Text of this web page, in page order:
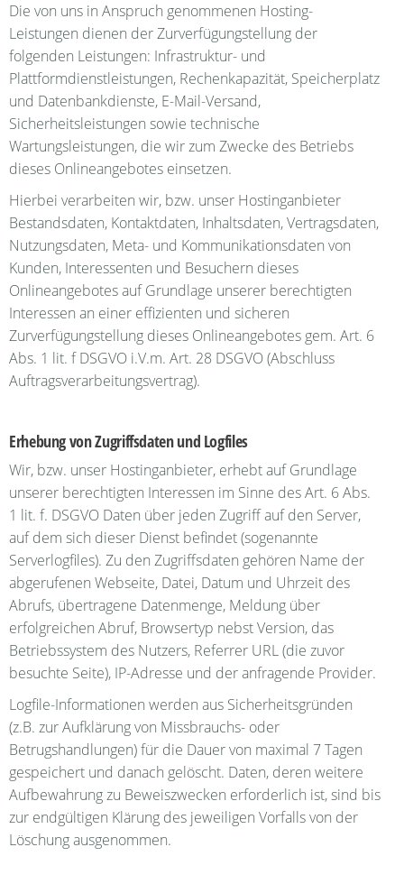
Die von uns in Anspruch genommenen Hosting-
Leistungen dienen der Zurverfügungstellung der
folgenden Leistungen: Infrastruktur- und
Plattformdienstleistungen, Rechenkapazität, Speicherplatz
und Datenbankdienste, E-Mail-Versand,
Sicherheitsleistungen sowie technische
Wartungsleistungen, die wir zum Zwecke des Betriebs
dieses Onlineangebotes einsetzen.
Hierbei verarbeiten wir, bzw. unser Hostinganbieter
Bestandsdaten, Kontaktdaten, Inhaltsdaten, Vertragsdaten,
Nutzungsdaten, Meta- und Kommunikationsdaten von
Kunden, Interessenten und Besuchern dieses
Onlineangebotes auf Grundlage unserer berechtigten
Interessen an einer effizienten und sicheren
Zurverfügungstellung dieses Onlineangebotes gem. Art. 6
Abs. 1 lit. f DSGVO i.V.m. Art. 28 DSGVO (Abschluss
Auftragsverarbeitungsvertrag).
Erhebung von Zugriffsdaten und Logfiles
Wir, bzw. unser Hostinganbieter, erhebt auf Grundlage
unserer berechtigten Interessen im Sinne des Art. 6 Abs.
1 lit. f. DSGVO Daten über jeden Zugriff auf den Server,
auf dem sich dieser Dienst befindet (sogenannte
Serverlogfiles). Zu den Zugriffsdaten gehören Name der
abgerufenen Webseite, Datei, Datum und Uhrzeit des
Abrufs, übertragene Datenmenge, Meldung über
erfolgreichen Abruf, Browsertyp nebst Version, das
Betriebssystem des Nutzers, Referrer URL (die zuvor
besuchte Seite), IP-Adresse und der anfragende Provider.
Logfile-Informationen werden aus Sicherheitsgründen
(z.B. zur Aufklärung von Missbrauchs- oder
Betrugshandlungen) für die Dauer von maximal 7 Tagen
gespeichert und danach gelöscht. Daten, deren weitere
Aufbewahrung zu Beweiszwecken erforderlich ist, sind bis
zur endgültigen Klärung des jeweiligen Vorfalls von der
Löschung ausgenommen.